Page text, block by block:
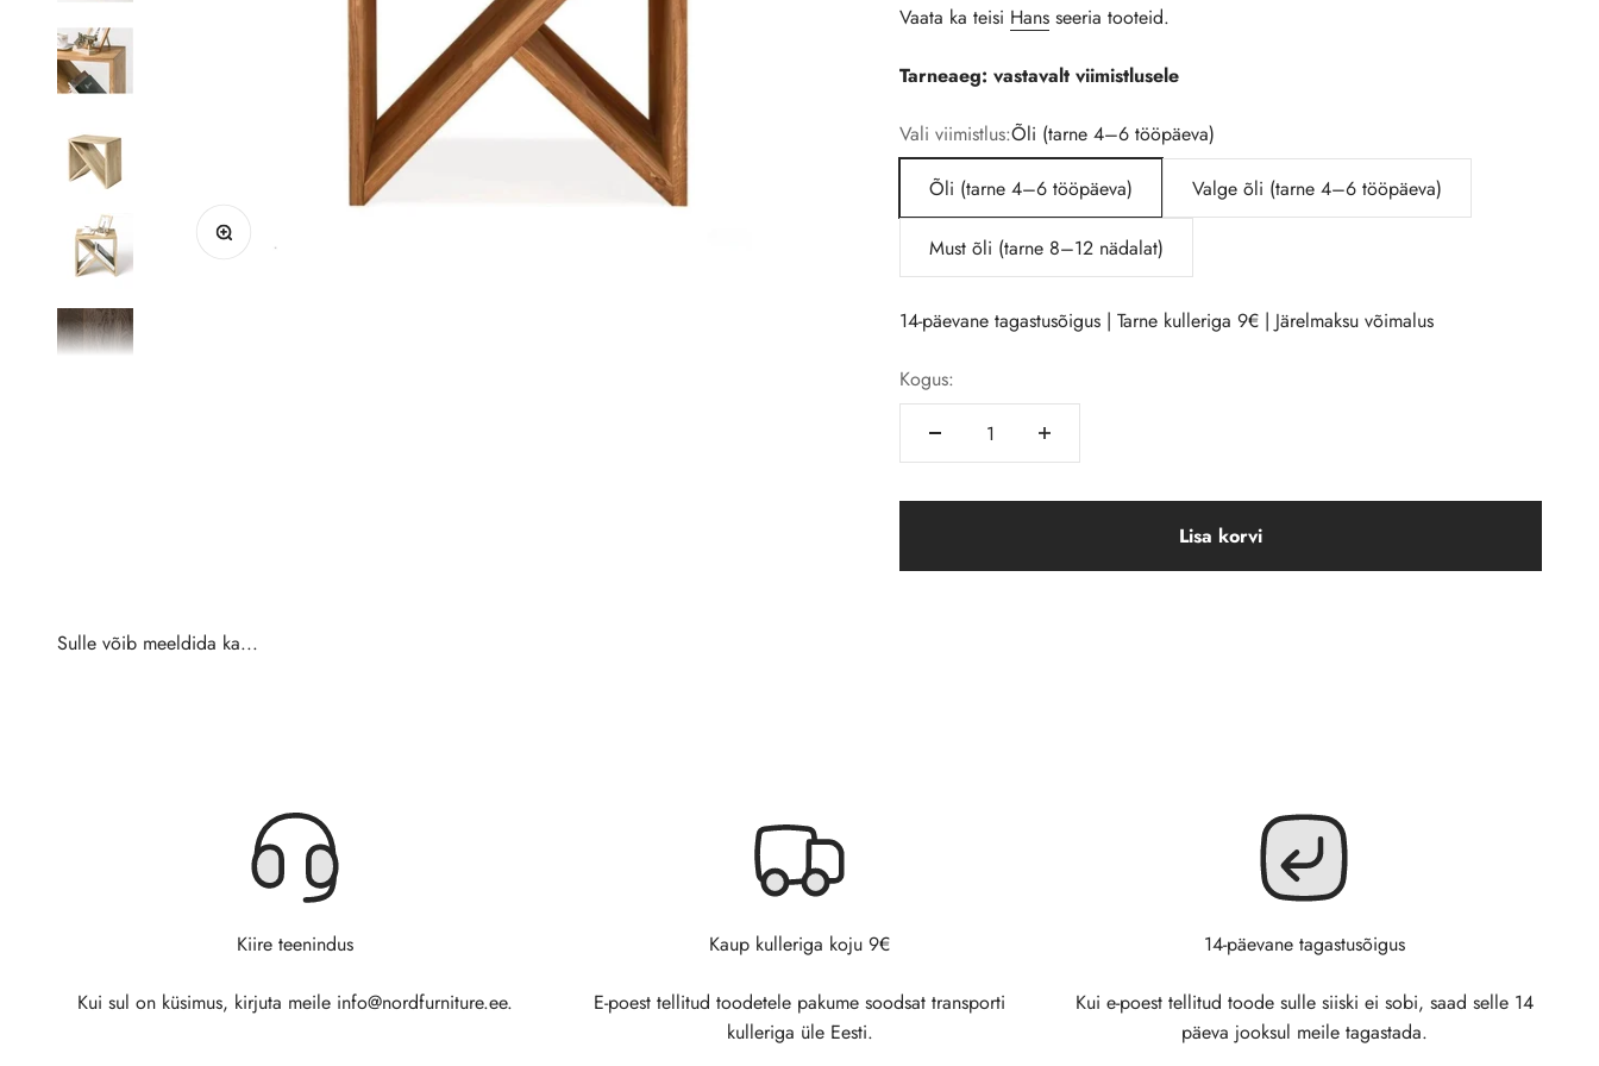
Suurenda
Vaata ka teisi Hans seeria tooteid.
Tarneaeg: vastavalt viimistlusele
Vali viimistlus:Õli (tarne 4–6 tööpäeva)
Õli (tarne 4–6 tööpäeva)
Valge õli (tarne 4–6 tööpäeva)
Must õli (tarne 8–12 nädalat)
14-päevane tagastusõigus | Tarne kulleriga 9€ | Järelmaksu võimalus
Kogus:
Lisa korvi
Kiire teenindus
Kui sul on küsimus, kirjuta meile info@nordfurniture.ee.
Kaup kulleriga koju 9€
E-poest tellitud toodetele pakume soodsat transporti
kulleriga üle Eesti.
14-päevane tagastusõigus
Kui e-poest tellitud toode sulle siiski ei sobi, saad selle 14
päeva jooksul meile tagastada.